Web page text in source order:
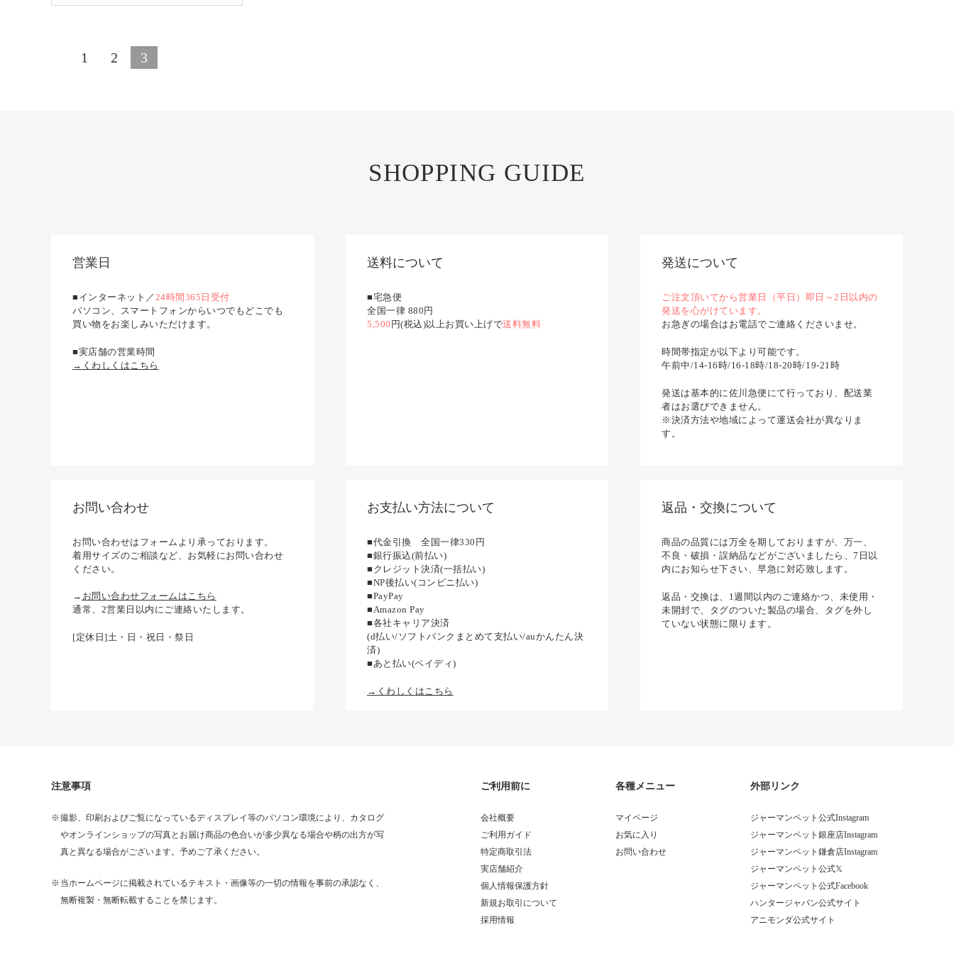
1 2 3
SHOPPING GUIDE
営業日
■インターネット／ 24時間365日受付
パソコン、スマートフォンからいつでもどこでも
買い物をお楽しみいただけます。
■実店舗の営業時間
→くわしくはこちら
送料について
■宅急便
全国一律 880円
5,500 円(税込)以上お買い上げで送料無料
発送について
ご注文頂いてから営業日（平日）即日～2日以内の
発送を心がけています。
お急ぎの場合はお電話でご連絡くださいませ。
時間帯指定が以下より可能です。
午前中/14-16時/16-18時/18-20時/19-21時
発送は基本的に佐川急便にて行っており、配送業
者はお選びできません。
※決済方法や地域によって運送会社が異なりま
す。
お問い合わせ
お問い合わせはフォームより承っております。
着用サイズのご相談など、お気軽にお問い合わせ
ください。
→ お問い合わせフォームはこちら
通常、2営業日以内にご連絡いたします。
[定休日]土・日・祝日・祭日
お支払い方法について
■代金引換 全国一律330円
■銀行振込(前払い)
■クレジット決済(一括払い)
■NP後払い(コンビニ払い)
■PayPay
■Amazon Pay
■各社キャリア決済
(d払い/ソフトバンクまとめて支払い/auかんたん決
済)
■あと払い(ペイディ)
→くわしくはこちら
返品・交換について
商品の品質には万全を期しておりますが、万一、
不良・破損・誤納品などがございましたら、7日以
内にお知らせ下さい、早急に対応致します。
返品・交換は、1週間以内のご連絡かつ、未使用・
未開封で、タグのついた製品の場合、タグを外し
ていない状態に限ります。
注意事項
撮影、印刷およびご覧になっているディスプレイ等のパソコン環境により、カタログ
やオンラインショップの写真とお届け商品の色合いが多少異なる場合や柄の出方が写
真と異なる場合がございます。予めご了承ください。
当ホームページに掲載されているテキスト・画像等の一切の情報を事前の承認なく、
無断複製・無断転載することを禁じます。
ご利用前に
会社概要
ご利用ガイド
特定商取引法
実店舗紹介
個人情報保護方針
新規お取引について
採用情報
各種メニュー
マイページ
お気に入り
お問い合わせ
外部リンク
ジャーマンペット公式Instagram
ジャーマンペット銀座店Instagram
ジャーマンペット鎌倉店Instagram
ジャーマンペット公式𝕏
ジャーマンペット公式Facebook
ハンタージャパン公式サイト
アニモンダ公式サイト